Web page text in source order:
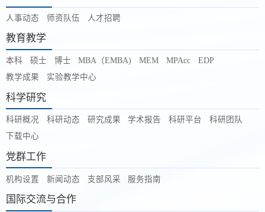
人事动态 师资队伍 人才招聘
教育教学
本科 硕士 博士 MBA（EMBA) MEM MPAcc
EDP
教学成果
实验教学中心
科学研究
科研概况 科研动态 研究成果 学术报告 科研平台
科研团队
下载中心
党群工作
机构设置 新闻动态 支部风采 服务指南
国际交流与合作